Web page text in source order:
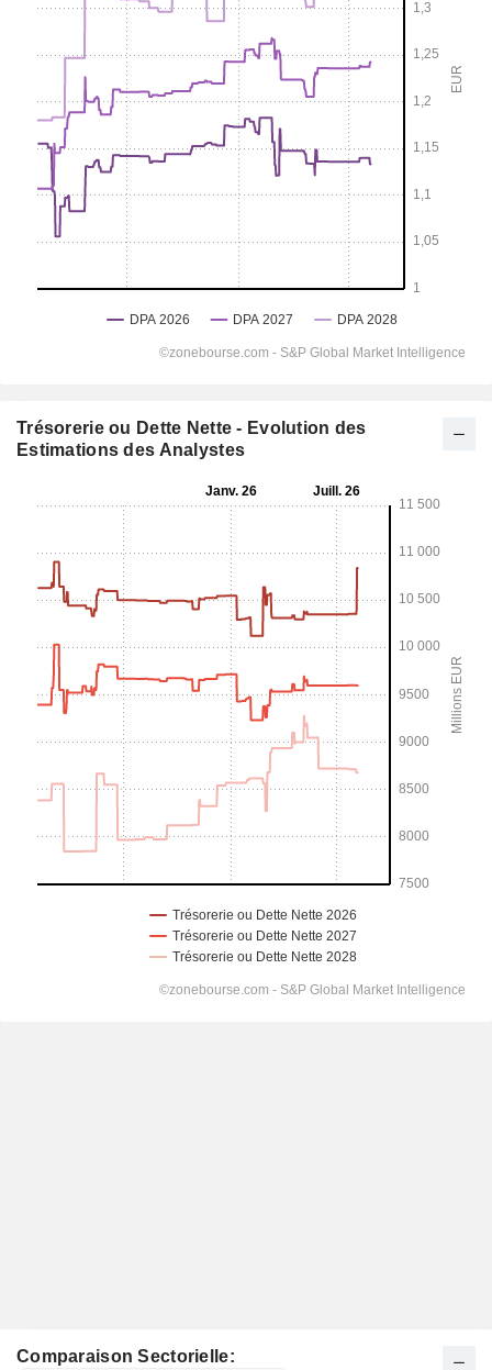
Trésorerie ou Dette Nette - Evolution des
Estimations des Analystes
Comparaison Sectorielle: